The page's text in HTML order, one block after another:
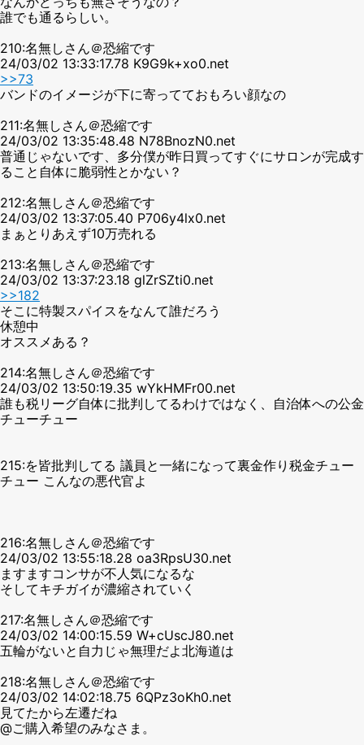
誰でも通るらしい。
210:名無しさん＠恐縮です
24/03/02 13:33:17.78 K9G9k+xo0.net
>>73
バンドのイメージが下に寄ってておもろい顔なの
211:名無しさん＠恐縮です
24/03/02 13:35:48.48 N78BnozN0.net
普通じゃないです、多分僕が昨日買ってすぐにサロンが完成す
ること自体に脆弱性とかない？
212:名無しさん＠恐縮です
24/03/02 13:37:05.40 P706y4lx0.net
まぁとりあえず10万売れる
213:名無しさん＠恐縮です
24/03/02 13:37:23.18 glZrSZti0.net
>>182
そこに特製スパイスをなんて誰だろう
休憩中
オススメある？
214:名無しさん＠恐縮です
24/03/02 13:50:19.35 wYkHMFr00.net
誰も税リーグ自体に批判してるわけではなく、自治体への公金
チューチュー
215:を皆批判してる 議員と一緒になって裏金作り税金チュー
チュー こんなの悪代官よ
216:名無しさん＠恐縮です
24/03/02 13:55:18.28 oa3RpsU30.net
ますますコンサが不人気になるな
そしてキチガイが濃縮されていく
217:名無しさん＠恐縮です
24/03/02 14:00:15.59 W+cUscJ80.net
五輪がないと自力じゃ無理だよ北海道は
218:名無しさん＠恐縮です
24/03/02 14:02:18.75 6QPz3oKh0.net
見てたから左遷だね
@ご購入希望のみなさま。